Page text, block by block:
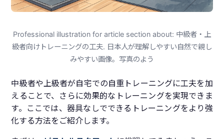
Professional illustration for article section about: 中級者・上
級者向けトレーニングの工夫. 日本人が理解しやすい自然で親し
みやすい画像。写真のよう
中級者や上級者が自宅での自重トレーニングに工夫を加
えることで、さらに効果的なトレーニングを実現できま
す。ここでは、器具なしでできるトレーニングをより強
化する方法をご紹介します。